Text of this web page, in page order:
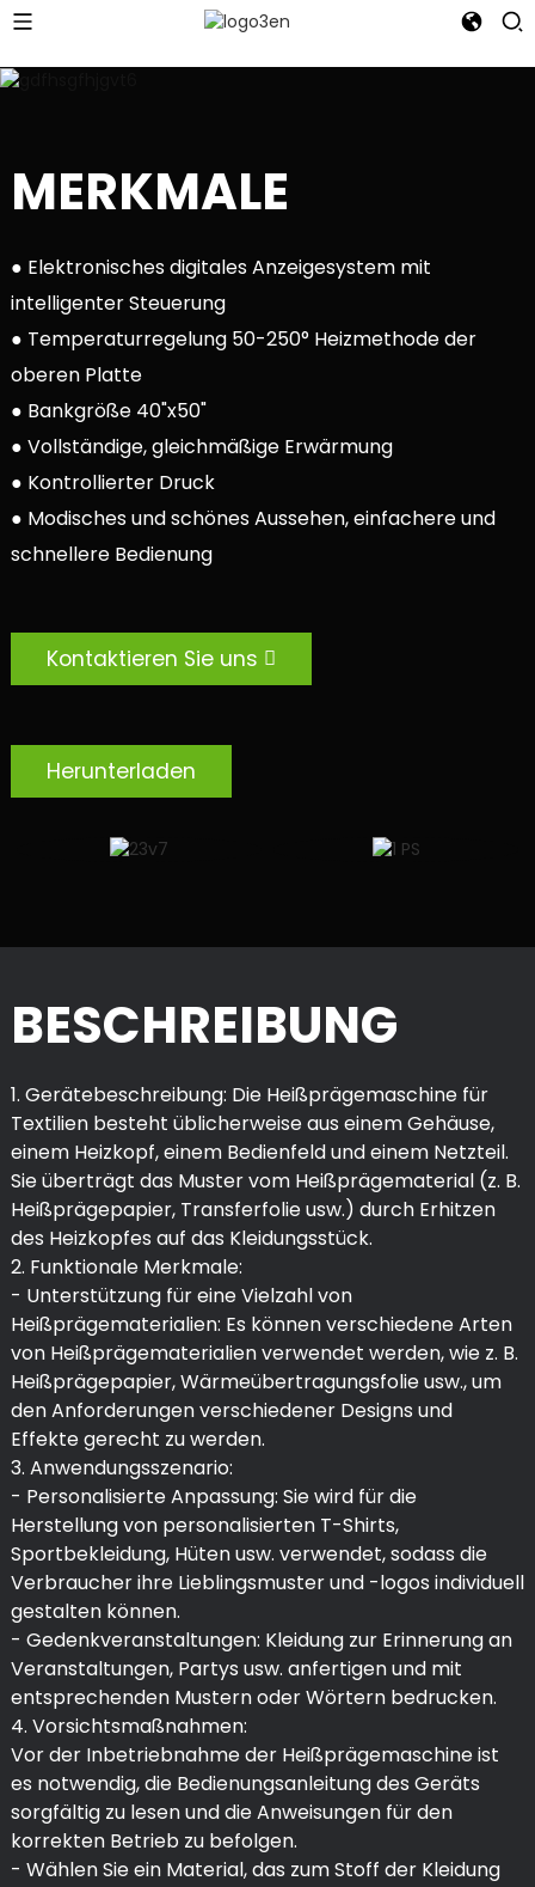
MERKMALE
● Elektronisches digitales Anzeigesystem mit
intelligenter Steuerung
● Temperaturregelung 50-250° Heizmethode der
oberen Platte
● Bankgröße 40"x50"
● Vollständige, gleichmäßige Erwärmung
● Kontrollierter Druck
● Modisches und schönes Aussehen, einfachere und
schnellere Bedienung
Kontaktieren Sie uns
Herunterladen
BESCHREIBUNG
1. Gerätebeschreibung: Die Heißprägemaschine für
Textilien besteht üblicherweise aus einem Gehäuse,
einem Heizkopf, einem Bedienfeld und einem Netzteil.
Sie überträgt das Muster vom Heißprägematerial (z. B.
Heißprägepapier, Transferfolie usw.) durch Erhitzen
des Heizkopfes auf das Kleidungsstück.
2. Funktionale Merkmale:
- Unterstützung für eine Vielzahl von
Heißprägematerialien: Es können verschiedene Arten
von Heißprägematerialien verwendet werden, wie z. B.
Heißprägepapier, Wärmeübertragungsfolie usw., um
den Anforderungen verschiedener Designs und
Effekte gerecht zu werden.
3. Anwendungsszenario:
- Personalisierte Anpassung: Sie wird für die
Herstellung von personalisierten T-Shirts,
Sportbekleidung, Hüten usw. verwendet, sodass die
Verbraucher ihre Lieblingsmuster und -logos individuell
gestalten können.
- Gedenkveranstaltungen: Kleidung zur Erinnerung an
Veranstaltungen, Partys usw. anfertigen und mit
entsprechenden Mustern oder Wörtern bedrucken.
4. Vorsichtsmaßnahmen:
Vor der Inbetriebnahme der Heißprägemaschine ist
es notwendig, die Bedienungsanleitung des Geräts
sorgfältig zu lesen und die Anweisungen für den
korrekten Betrieb zu befolgen.
- Wählen Sie ein Material, das zum Stoff der Kleidung